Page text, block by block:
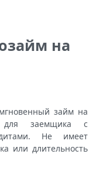
на
займ на
заемщика с
Не имеет
или длительность